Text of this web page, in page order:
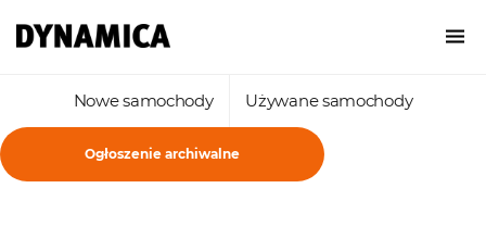
Nowe samochody Używane samochody
Ogłoszenie archiwalne